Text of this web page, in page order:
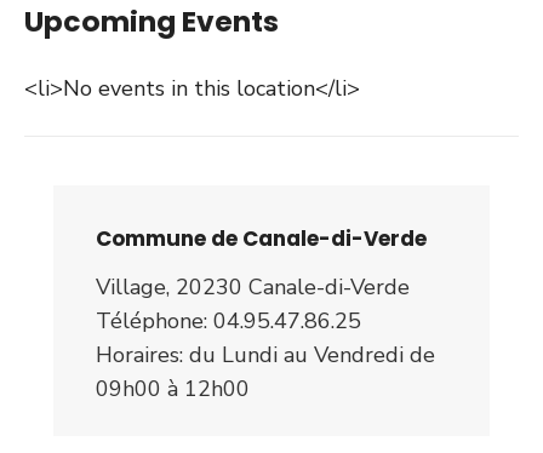
Upcoming Events
<li>No events in this location</li>
Commune de Canale-di-Verde
Village, 20230 Canale-di-Verde
Téléphone: 04.95.47.86.25
Horaires: du Lundi au Vendredi de
09h00 à 12h00